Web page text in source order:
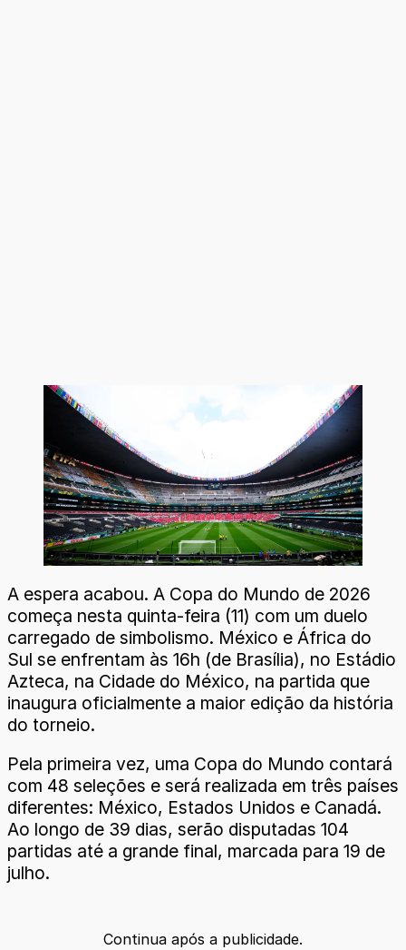
A espera acabou. A Copa do Mundo de 2026
começa nesta quinta-feira (11) com um duelo
carregado de simbolismo. México e África do
Sul se enfrentam às 16h (de Brasília), no Estádio
Azteca, na Cidade do México, na partida que
inaugura oficialmente a maior edição da história
do torneio.
Pela primeira vez, uma Copa do Mundo contará
com 48 seleções e será realizada em três países
diferentes: México, Estados Unidos e Canadá.
Ao longo de 39 dias, serão disputadas 104
partidas até a grande final, marcada para 19 de
julho.
Continua após a publicidade.